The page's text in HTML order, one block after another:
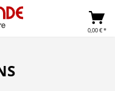
0,00 € *